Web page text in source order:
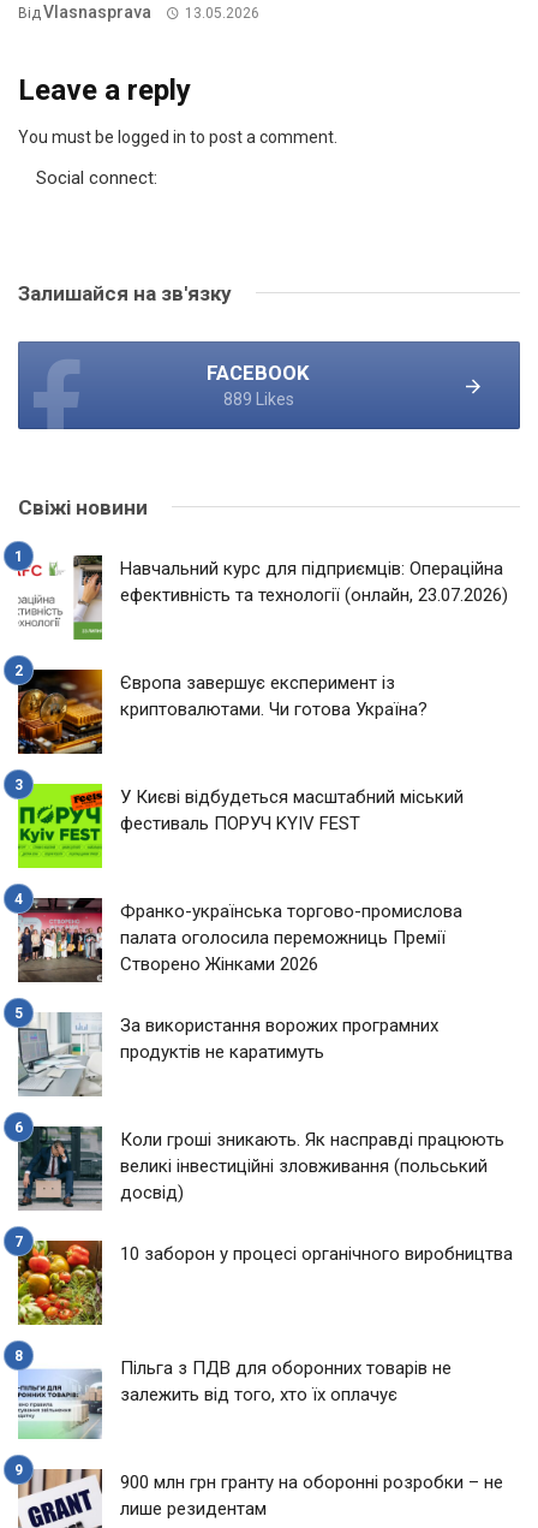
ВідVlasnasprava 13.05.2026
Leave a reply
You must be logged in to post a comment.
Social connect:
Залишайся на зв'язку
FACEBOOK
889 Likes
Свіжі новини
Навчальний курс для підприємців: Операційна
ефективність та технології (онлайн, 23.07.2026)
Європа завершує експеримент із
криптовалютами. Чи готова Україна?
У Києві відбудеться масштабний міський
фестиваль ПОРУЧ KYIV FEST
Франко-українська торгово-промислова
палата оголосила переможниць Премії
Створено Жінками 2026
За використання ворожих програмних
продуктів не каратимуть
Коли гроші зникають. Як насправді працюють
великі інвестиційні зловживання (польський
досвід)
10 заборон у процесі органічного виробництва
Пільга з ПДВ для оборонних товарів не
залежить від того, хто їх оплачує
900 млн грн гранту на оборонні розробки – не
лише резидентам